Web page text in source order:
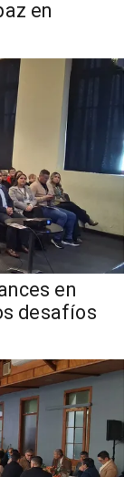
en
en
desafíos